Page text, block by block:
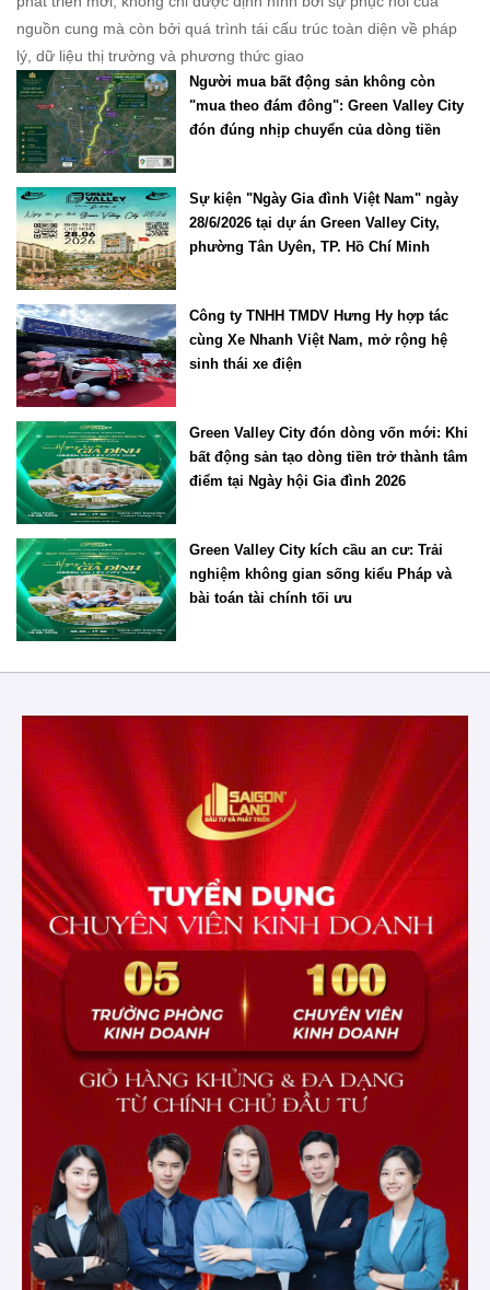
nguồn cung mà còn bởi quá trình tái cấu trúc toàn diện về pháp
lý, dữ liệu thị trường và phương thức giao
Người mua bất động sản không còn
"mua theo đám đông": Green Valley City
đón đúng nhịp chuyển của dòng tiền
Sự kiện "Ngày Gia đình Việt Nam" ngày
28/6/2026 tại dự án Green Valley City,
phường Tân Uyên, TP. Hồ Chí Minh
Công ty TNHH TMDV Hưng Hy hợp tác
cùng Xe Nhanh Việt Nam, mở rộng hệ
sinh thái xe điện
Green Valley City đón dòng vốn mới: Khi
bất động sản tạo dòng tiền trở thành tâm
điểm tại Ngày hội Gia đình 2026
Green Valley City kích cầu an cư: Trải
nghiệm không gian sống kiểu Pháp và
bài toán tài chính tối ưu